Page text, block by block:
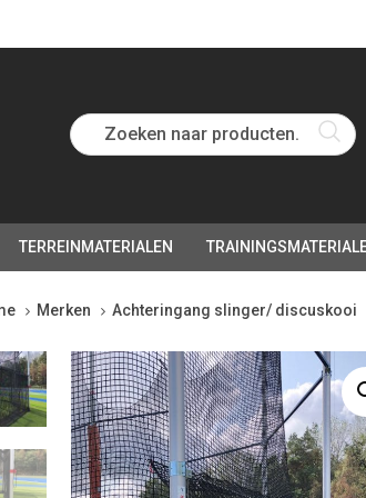
Zoeken naar producten...
TERREINMATERIALEN
Merken Achteringang slinger/ discuskooi